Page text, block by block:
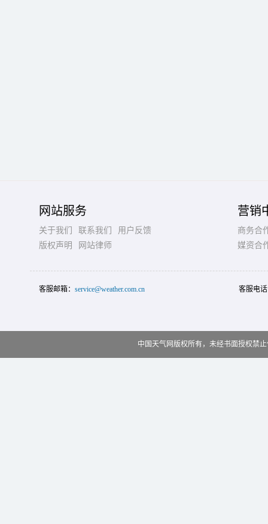
网站服务
关于我们 联系我们
用户反馈
版权声明
网站律师
营销
商务合
媒资合
客服邮箱： service@weather.com.cn 客服电
中国天气网版权所有，未经书面授权